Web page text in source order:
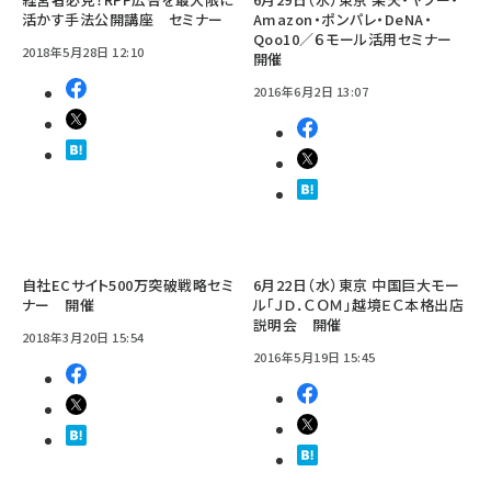
活かす手法公開講座 セミナー
2018年5月28日 12:10
Amazon・ポンパレ・DeNA・
Qoo10／６モール活用セミナー
開催
2016年6月2日 13:07
自社ECサイト500万突破戦略セミ
ナー 開催
2018年3月20日 15:54
6月22日（水）東京 中国巨大モー
ル「ＪＤ．ＣＯＭ」越境ＥＣ本格出店
説明会 開催
2016年5月19日 15:45